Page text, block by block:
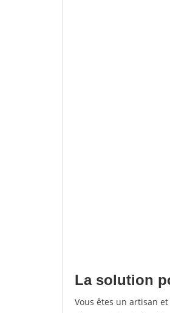
La solution
Vous êtes un artisan